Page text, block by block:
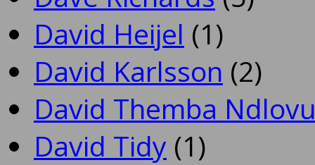
David Heijel (1)
David Karlsson (2)
David Themba
David Tidy (1)